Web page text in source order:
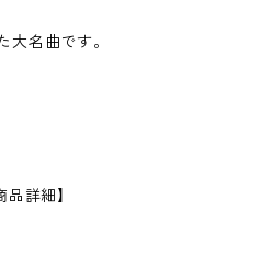
名曲です。
詳細】